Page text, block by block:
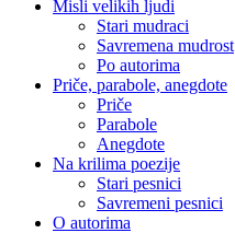
Misli velikih ljudi
Stari mudraci
Savremena mudrost
Po autorima
Priče, parabole, anegdote
Priče
Parabole
Anegdote
Na krilima poezije
Stari pesnici
Savremeni pesnici
O autorima